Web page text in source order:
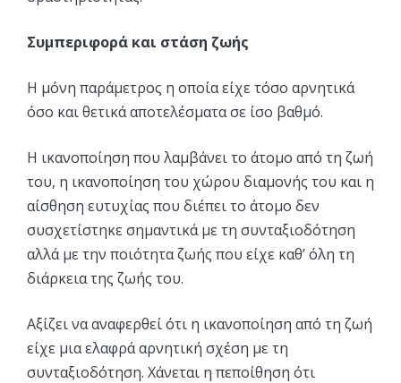
Συμπεριφορά και στάση ζωής
Η μόνη παράμετρος η οποία είχε τόσο αρνητικά
όσο και θετικά αποτελέσματα σε ίσο βαθμό.
Η ικανοποίηση που λαμβάνει το άτομο από τη ζωή
του, η ικανοποίηση του χώρου διαμονής του και η
αίσθηση ευτυχίας που διέπει το άτομο δεν
συσχετίστηκε σημαντικά με τη συνταξιοδότηση
αλλά με την ποιότητα ζωής που είχε καθ’ όλη τη
διάρκεια της ζωής του.
Αξίζει να αναφερθεί ότι η ικανοποίηση από τη ζωή
είχε μια ελαφρά αρνητική σχέση με τη
συνταξιοδότηση. Χάνεται η πεποίθηση ότι